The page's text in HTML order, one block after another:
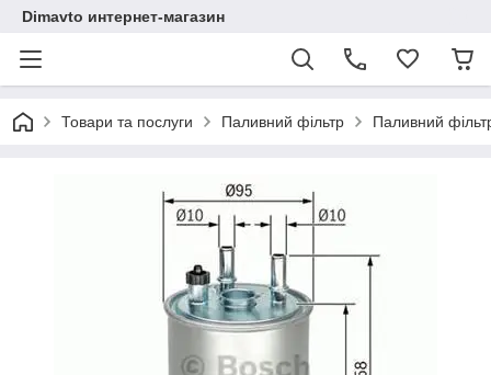
Dimavto интернет-магазин
Товари та послуги Паливний фільтр Паливний